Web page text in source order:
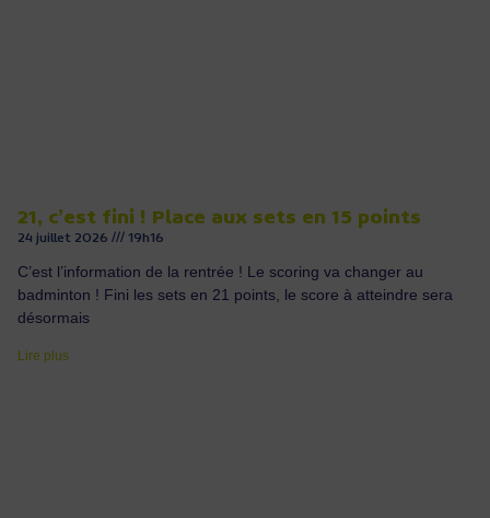
21, c’est fini ! Place aux sets en 15 points
24 juillet 2026 19h16
C’est l’information de la rentrée ! Le scoring va changer au
badminton ! Fini les sets en 21 points, le score à atteindre sera
désormais
Lire plus